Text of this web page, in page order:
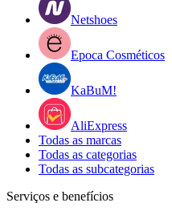
Netshoes
Epoca Cosméticos
KaBuM!
AliExpress
Todas as marcas
Todas as categorias
Todas as subcategorias
Serviços e benefícios